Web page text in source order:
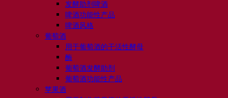
发酵助剂啤酒
啤酒功能性产品
啤酒风格
葡萄酒
用于葡萄酒的干活性酵母
酶
葡萄酒发酵助剂
葡萄酒功能性产品
苹果酒